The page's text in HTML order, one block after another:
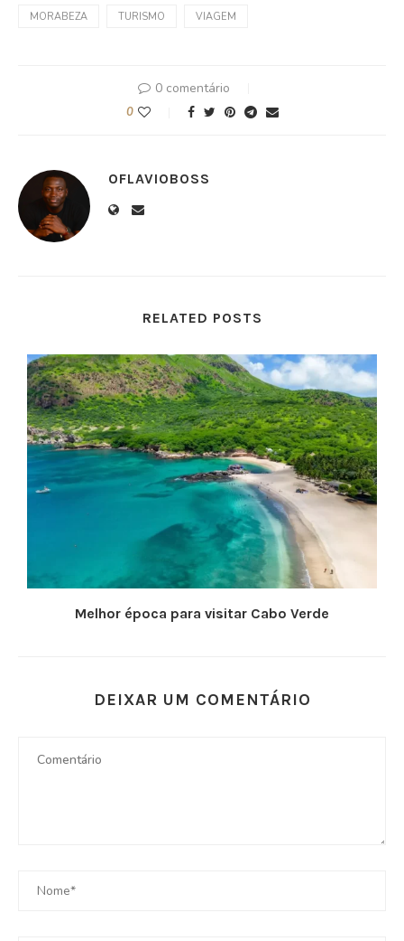
MORABEZA TURISMO VIAGEM
0 comentário
0
OFLAVIOBOSS
RELATED POSTS
Melhor época para visitar Cabo Verde
DEIXAR UM COMENTÁRIO